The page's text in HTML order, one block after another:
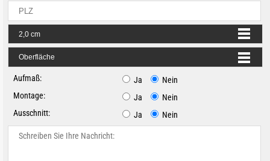
Aufmaß: Ja
Nein
Montage:
Ja
Nein
Ausschnitt:
Ja Nein